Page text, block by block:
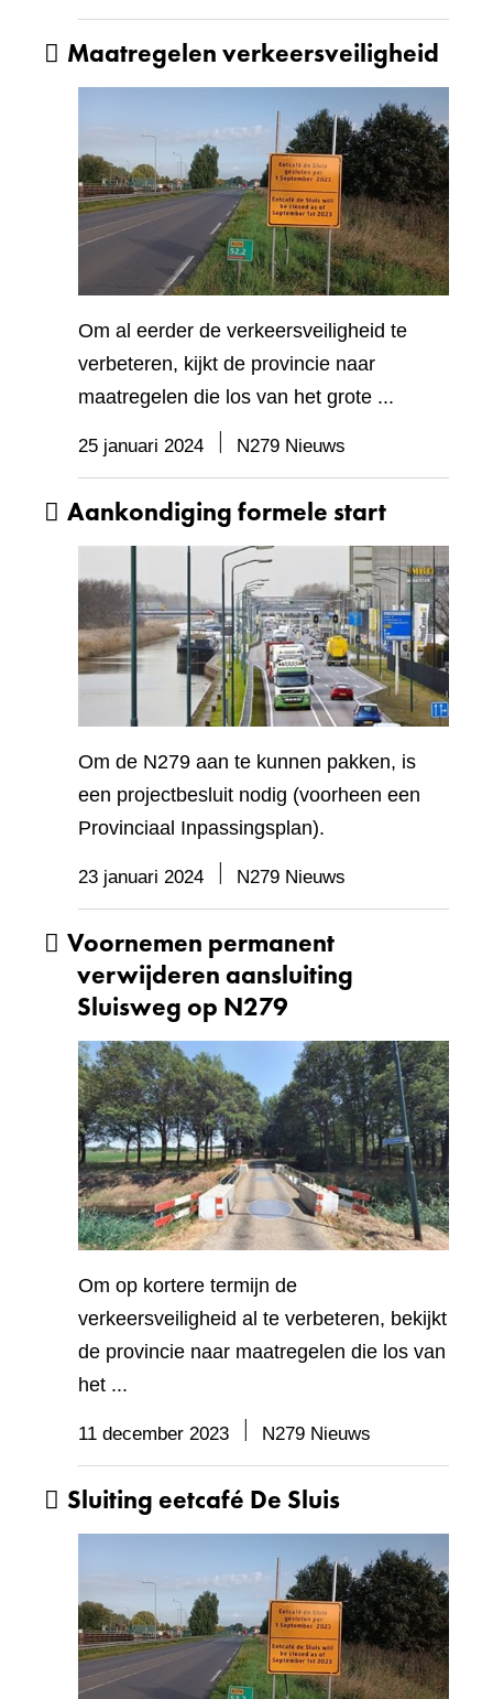
Maatregelen verkeersveiligheid
Om al eerder de verkeersveiligheid te
verbeteren, kijkt de provincie naar
maatregelen die los van het grote ...
25 januari 2024 N279 Nieuws
Aankondiging formele start
Om de N279 aan te kunnen pakken, is
een projectbesluit nodig (voorheen een
Provinciaal Inpassingsplan).
23 januari 2024 N279 Nieuws
Voornemen permanent
verwijderen aansluiting
Sluisweg op N279
Om op kortere termijn de
verkeersveiligheid al te verbeteren, bekijkt
de provincie naar maatregelen die los van
het ...
11 december 2023 N279 Nieuws
Sluiting eetcafé De Sluis